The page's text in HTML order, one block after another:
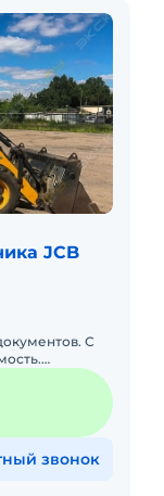
JCB
С
Техника
звонок